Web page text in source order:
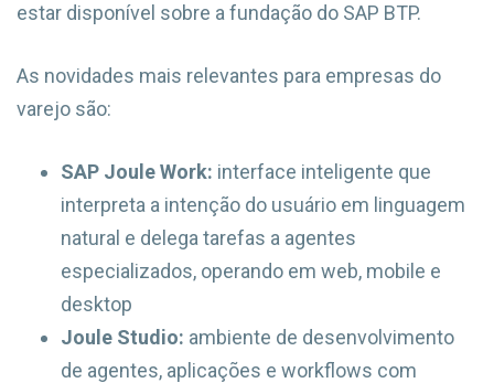
estar disponível sobre a fundação do SAP BTP.
As novidades mais relevantes para empresas do
varejo são:
SAP Joule Work: interface inteligente que
interpreta a intenção do usuário em linguagem
natural e delega tarefas a agentes
especializados, operando em web, mobile e
desktop
Joule Studio: ambiente de desenvolvimento
de agentes, aplicações e workflows com